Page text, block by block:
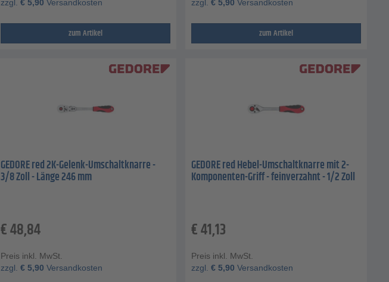
zzgl. € 5,90 Versandkosten
zum Artikel
zzgl. € 5,90 Versandkosten
zum Artikel
GEDORE red 2K-Gelenk-Umschaltknarre -
3/8 Zoll - Länge 246 mm
€48,84
Preis inkl. MwSt.
zzgl. € 5,90 Versandkosten
GEDORE red Hebel-Umschaltknarre mit 2-
Komponenten-Griff - feinverzahnt - 1/2 Zoll
€41,13
Preis inkl. MwSt.
zzgl. € 5,90 Versandkosten